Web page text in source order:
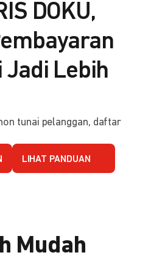
DOKU,
Jadi Lebih
tunai pelanggan, daftar
LIHAT PANDUAN
Mudah